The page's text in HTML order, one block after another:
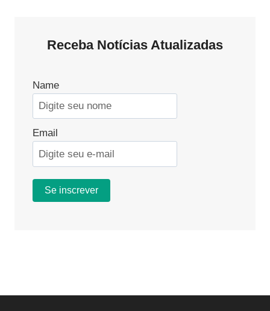
NOTURNO:
Receba Notícias Atualizadas
Name
Email